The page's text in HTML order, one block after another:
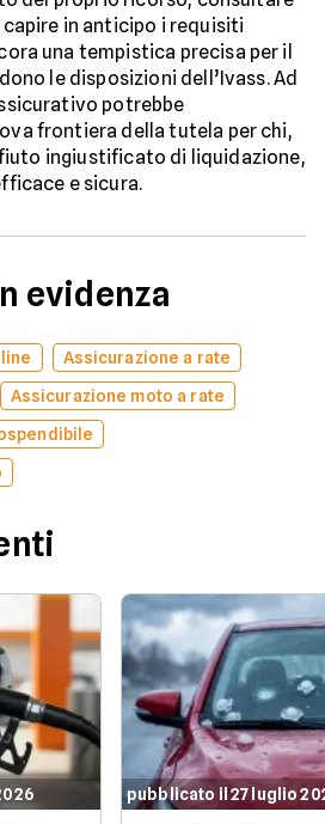
in anticipo i requisiti
una tempistica precisa per il
le disposizioni dell’Ivass. Ad
potrebbe
frontiera della tutela per chi,
ingiustificato di liquidazione,
e sicura.
evidenza
Assicurazione a rate
Assicurazione moto a rate
pubblicato il 27 luglio